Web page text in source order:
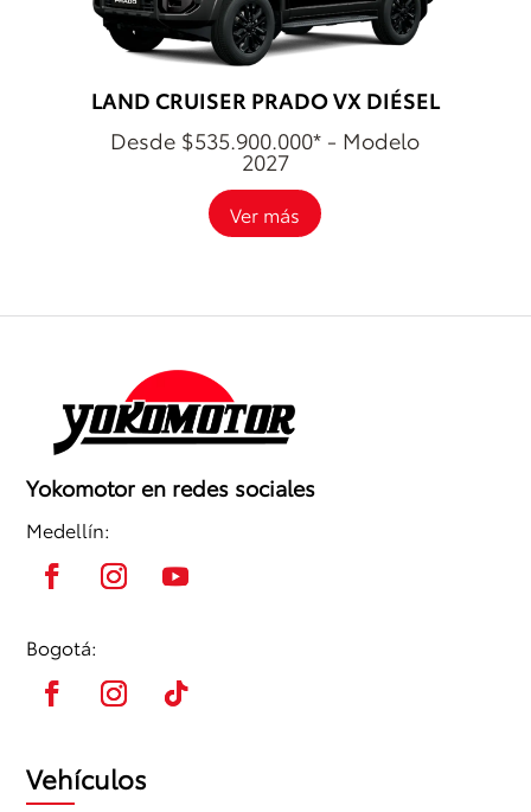
LAND CRUISER PRADO VX DIÉSEL
Desde $535.900.000* - Modelo
2027
Ver más
Yokomotor en redes sociales
Medellín:
Bogotá:
Vehículos